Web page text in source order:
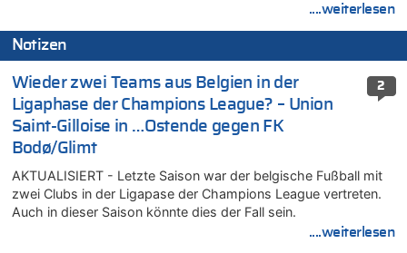
....weiterlesen
Notizen
2
Wieder zwei Teams aus Belgien in der
Ligaphase der Champions League? – Union
Saint-Gilloise in …Ostende gegen FK
Bodø/Glimt
AKTUALISIERT - Letzte Saison war der belgische Fußball mit
zwei Clubs in der Ligapase der Champions League vertreten.
Auch in dieser Saison könnte dies der Fall sein.
....weiterlesen